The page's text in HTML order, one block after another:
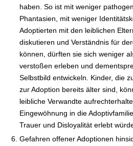
haben. So ist mit weniger
Phantasien, mit weniger
Adoptierten mit den leiblichen
diskutieren und Verständnis für
können, dürften sie sich weniger
verstoßen erleben und
Selbstbild entwickeln. Kinder, die
zur Adoption bereits älter sind,
leibliche Verwandte
Eingewöhnung in die
Trauer und Disloyalität erlebt
Gefahren offener Adoptionen